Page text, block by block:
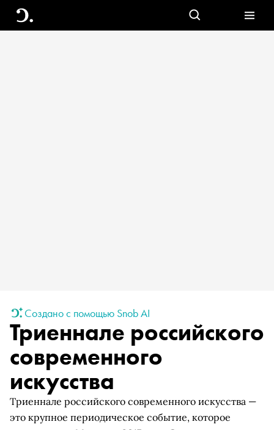
Создано с помощью Snob AI
Триеннале российского
современного
искусства
Триеннале российского современного искусства —
это крупное периодическое событие, которое